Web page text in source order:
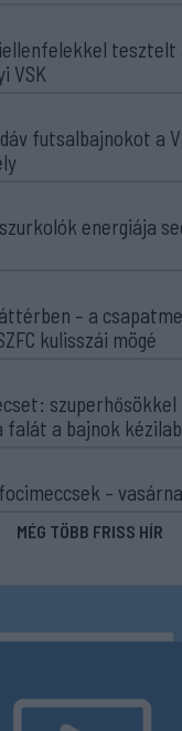
tesztelt
VSK
futsalbajnokot a
energiája
– a
kulisszái mögé
falát a bajnok
–
MÉG TÖBB FRISS HÍR